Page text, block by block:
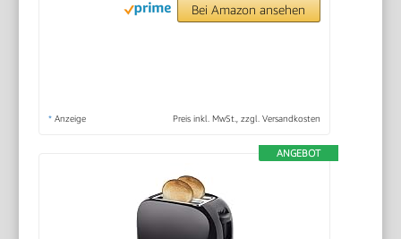
Bei Amazon ansehen
* Anzeige Preis inkl. MwSt., zzgl. Versandkosten
ANGEBOT